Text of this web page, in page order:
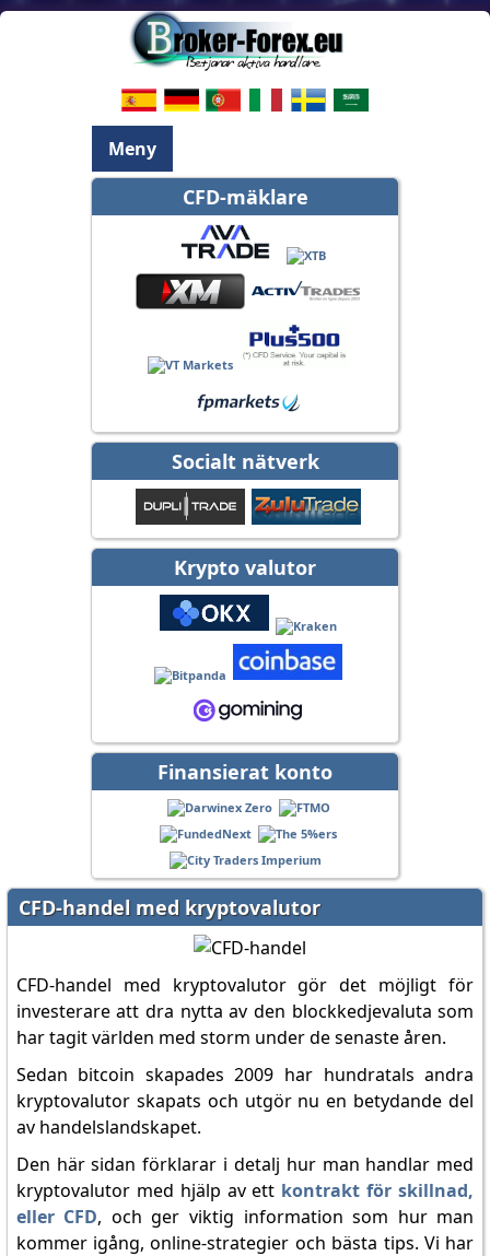
Meny
CFD-mäklare
Socialt nätverk
Krypto valutor
Finansierat konto
CFD-handel med kryptovalutor
CFD-handel med kryptovalutor gör det möjligt för
investerare att dra nytta av den blockkedjevaluta som
har tagit världen med storm under de senaste åren.
Sedan bitcoin skapades 2009 har hundratals andra
kryptovalutor skapats och utgör nu en betydande del
av handelslandskapet.
Den här sidan förklarar i detalj hur man handlar med
kryptovalutor med hjälp av ett kontrakt för skillnad,
eller CFD, och ger viktig information som hur man
kommer igång, online-strategier och bästa tips. Vi har